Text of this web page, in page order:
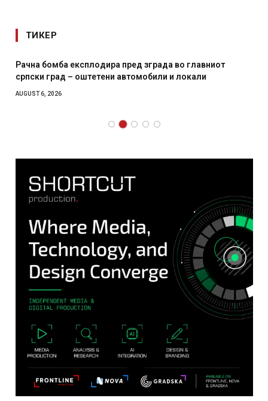
ТИКЕР
Рачна бомба експлодира пред зграда во главниот
српски град – оштетени автомобили и локали
AUGUST 6, 2026